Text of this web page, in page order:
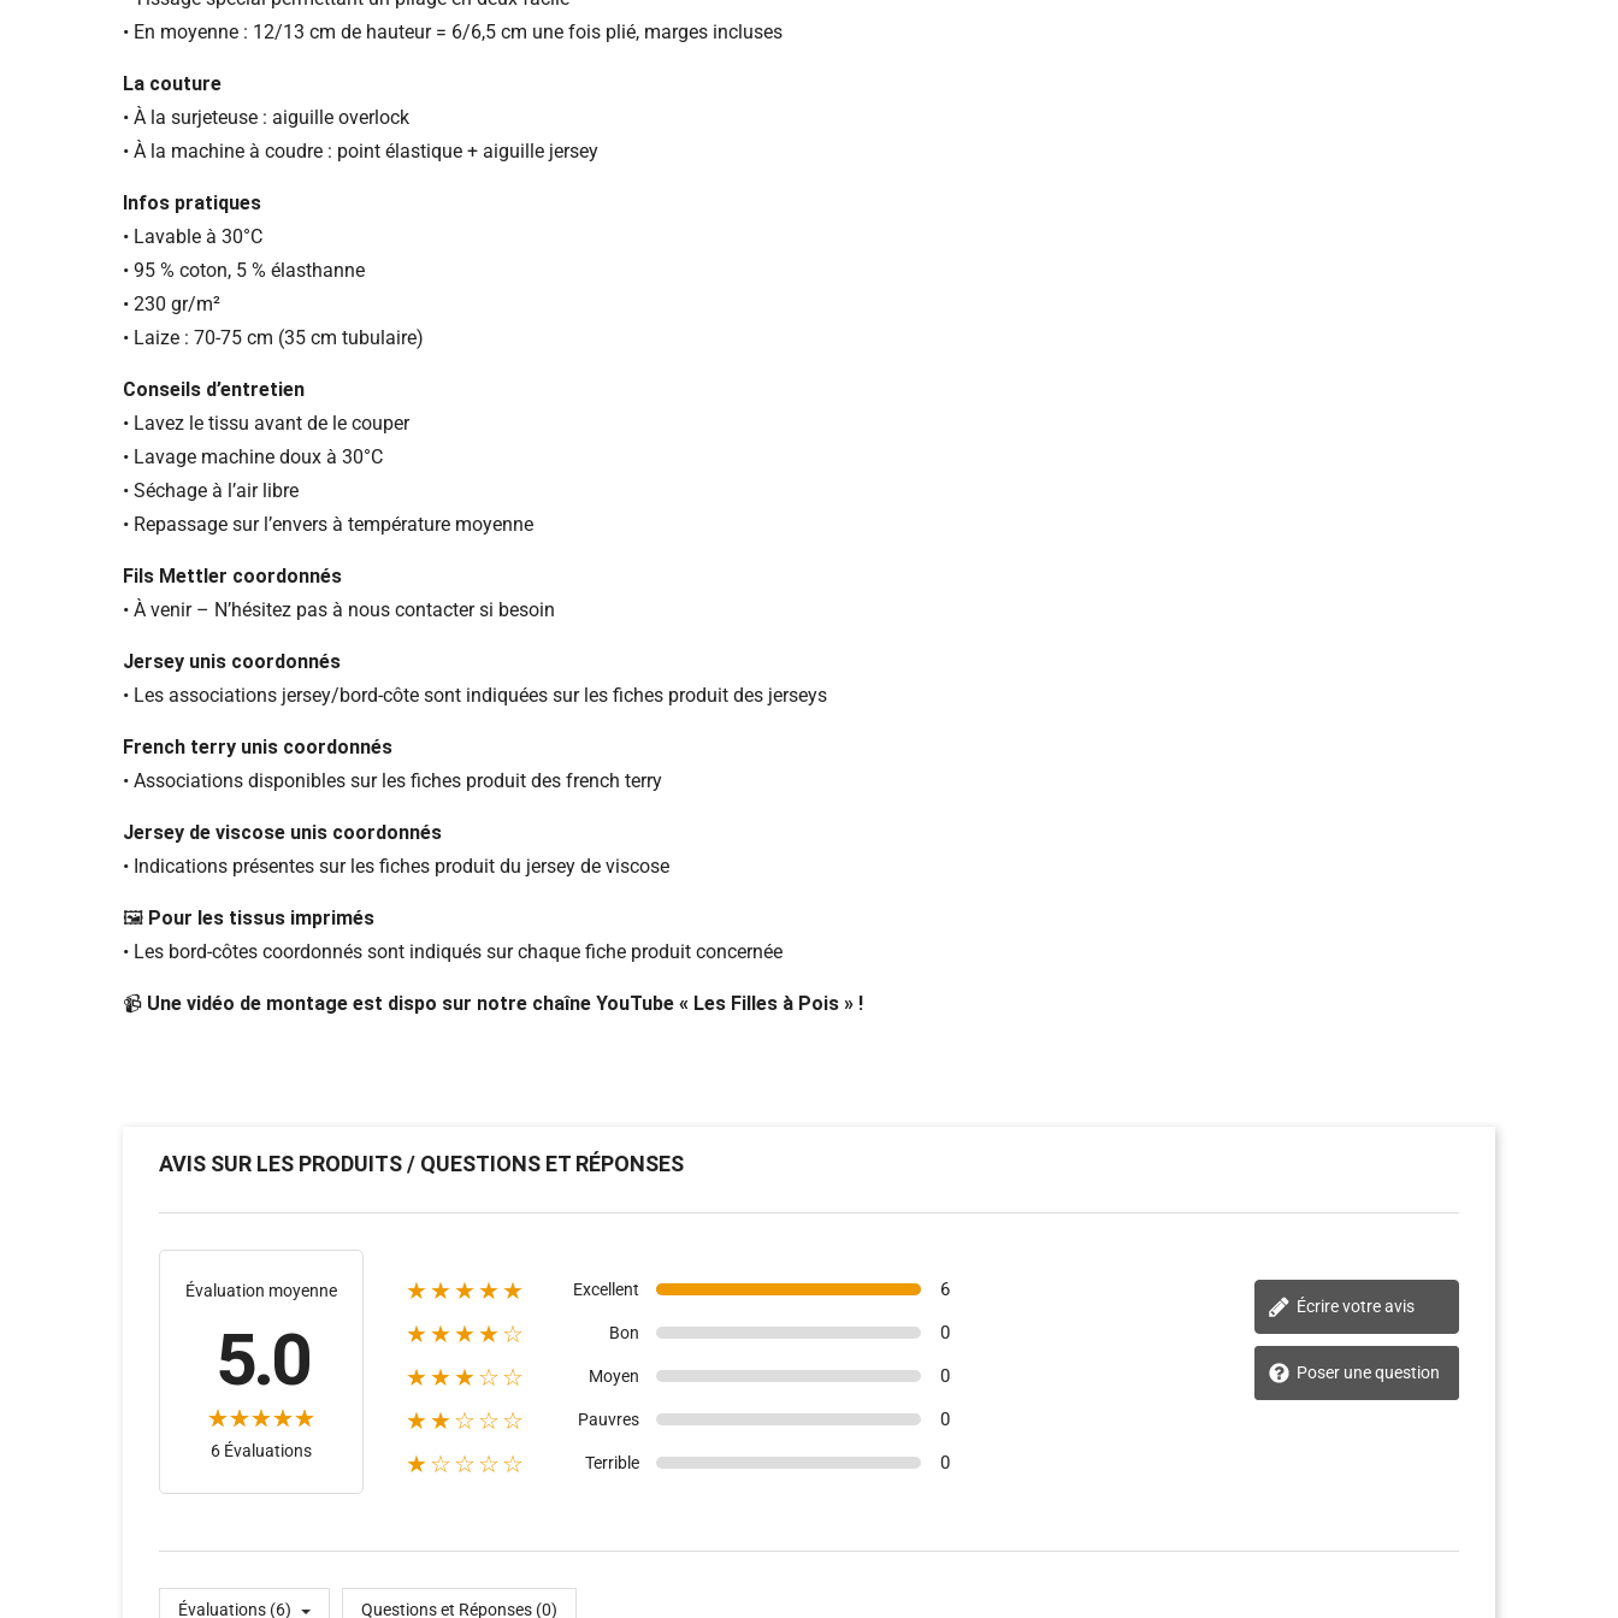
• En moyenne : 12/13 cm de hauteur = 6/6,5 cm une fois plié, marges incluses
La couture
• À la surjeteuse : aiguille overlock
• À la machine à coudre : point élastique + aiguille jersey
Infos pratiques
• Lavable à 30°C
• 95 % coton, 5 % élasthanne
• 230 gr/m²
• Laize : 70-75 cm (35 cm tubulaire)
Conseils d’entretien
• Lavez le tissu avant de le couper
• Lavage machine doux à 30°C
• Séchage à l’air libre
• Repassage sur l’envers à température moyenne
Fils Mettler coordonnés
• À venir – N’hésitez pas à nous contacter si besoin
Jersey unis coordonnés
• Les associations jersey/bord-côte sont indiquées sur les fiches produit des jerseys
French terry unis coordonnés
• Associations disponibles sur les fiches produit des french terry
Jersey de viscose unis coordonnés
• Indications présentes sur les fiches produit du jersey de viscose
🖼️ Pour les tissus imprimés
• Les bord-côtes coordonnés sont indiqués sur chaque fiche produit concernée
📹 Une vidéo de montage est dispo sur notre chaîne YouTube « Les Filles à Pois » !
AVIS SUR LES PRODUITS / QUESTIONS ET RÉPONSES
Évaluation moyenne
5.0
6 Évaluations
★★★★★ Excellent 6
★★★★☆ Bon 0
★★★☆☆ Moyen 0
★★☆☆☆ Pauvres 0
★☆☆☆☆ Terrible 0
Écrire votre avis
Poser une question
Évaluations (6) Questions et Réponses (0)